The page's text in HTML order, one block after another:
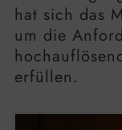
hat sich das
um die
erfüllen.